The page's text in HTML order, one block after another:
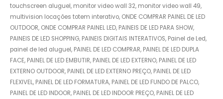
touchscreen aluguel, monitor video wall 32, monitor video wall 49,
multivision locações totem interativo, ONDE COMPRAR PAINEL DE LED
OUTDOOR, ONDE COMPRAR PAINEL LED, PAINEIS DE LED PARA SHOW,
PAINEIS DE LED SHOPPING, PAINEIS DIGITAIS INTERATIVOS, Painel de Led,
painel de led aluguel, PAINEL DE LED COMPRAR, PAINEL DE LED DUPLA
FACE, PAINEL DE LED EMBUTIR, PAINEL DE LED EXTERNO, PAINEL DE LED
EXTERNO OUTDOOR, PAINEL DE LED EXTERNO PREÇO, PAINEL DE LED
FLEXIVEL, PAINEL DE LED FORMATURA, PAINEL DE LED FUNDO DE PALCO,
PAINEL DE LED INDOOR, PAINEL DE LED INDOOR PREÇO, PAINEL DE LED